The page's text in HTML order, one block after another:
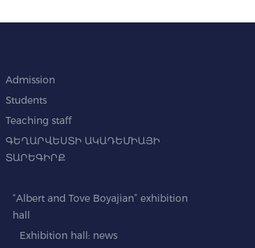
Admission
Students
Teaching staff
ԳԵՂԱՐՎԵՍՏԻ ԱԿԱԴԵՄԻԱՅԻ
ՏԱՐԵԳԻՐՔ
“Albert and Tove Boyajian” exhibition
hall
Exhibition hall: news